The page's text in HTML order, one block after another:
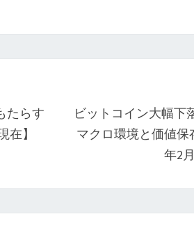
たらす
在】
ビットコイン大幅
マクロ環境と価値保
年2